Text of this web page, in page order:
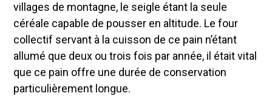
villages de montagne, le seigle étant la seule
céréale capable de pousser en altitude. Le four
collectif servant à la cuisson de ce pain n’étant
allumé que deux ou trois fois par année, il était vital
que ce pain offre une durée de conservation
particulièrement longue.